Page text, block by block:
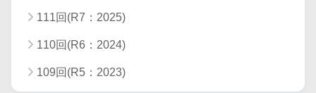
111回(R7：2025)
110回(R6：2024)
109回(R5：2023)